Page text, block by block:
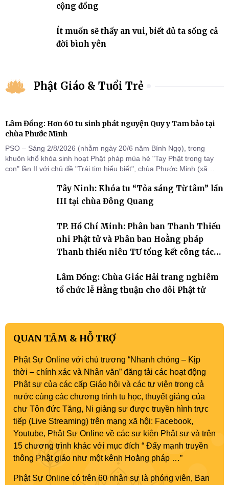
cộng đồng
Ít muốn sẽ thấy an vui, biết đủ ta sống cả
đời bình yên
Phật Giáo & Tuổi Trẻ
Lâm Đồng: Hơn 60 tu sinh phát nguyện Quy y Tam bảo tại
chùa Phước Minh
PSO – Sáng 2/8/2026 (nhằm ngày 20/6 năm Bính Ngọ), trong
khuôn khổ khóa sinh hoạt Phật pháp mùa hè "Tay Phật trong tay
con" lần II với chủ đề "Trái tim hiểu biết", chùa Phước Minh (xã
cho hơn 60 tu sinh.Tây Ninh: Khóa tu “Tỏa sáng Từ tâm” lần
III tại chùa Đông Quang
TP. Hồ Chí Minh: Phân ban Thanh Thiếu
nhi Phật tử và Phân ban Hoằng pháp
Thanh thiếu niên TƯ tổng kết công tác
Lâm Đồng: Chùa Giác Hải trang nghiêm
tổ chức lễ Hằng thuận cho đôi Phật tử
QUAN TÂM & HỖ TRỢ
Phật Sự Online với chủ trương “Nhanh chóng – Kịp
thời – chính xác và Nhân văn” đăng tải các hoạt động
Phật sự của các cấp Giáo hội và các tự viện trong cả
nước cùng các chương trình tu học, thuyết giảng của
chư Tôn đức Tăng, Ni giảng sư được truyền hình trực
tiếp (Live Streaming) trên mạng xã hội: Facebook,
Youtube, Phật Sự Online về các sự kiện Phật sự và trên
15 chương trình khác với mục đích “ Đẩy mạnh truyền
thông Phật giáo như một kênh Hoằng pháp …”
Phật Sự Online có trên 60 nhân sự là phóng viên, Ban